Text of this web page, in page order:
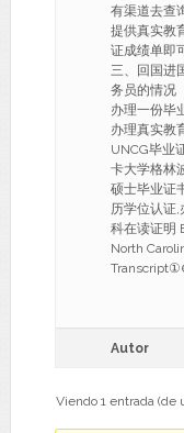
有渠道去查
提供真实教
证成绩单即
三、回国进
务员的情况
办理一份毕
办理真实教
UNCG毕业
卡大学格林
硕士毕业证
历学位认证
科在读证明
North
Autor
Viendo 1 entrada (de